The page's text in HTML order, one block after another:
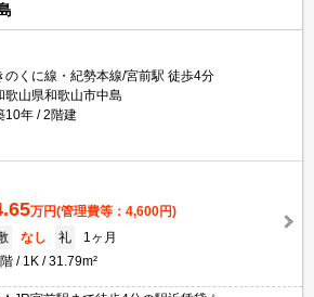
のくに線・紀勢本線/宮前駅 徒歩4分
歌山県和歌山市中島
10年
2階建
万円(管理費等：4,600円)
なし 礼
1ヶ月
1K 31.79m²